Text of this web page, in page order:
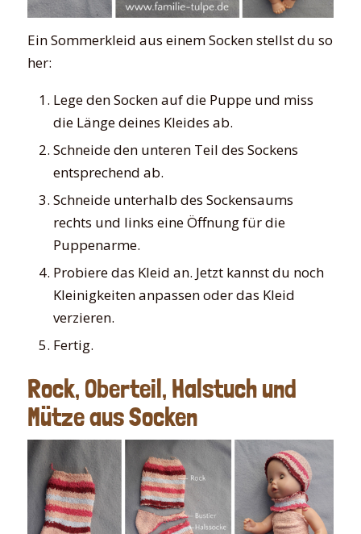
Ein Sommerkleid aus einem Socken stellst du so
her:
Lege den Socken auf die Puppe und miss
die Länge deines Kleides ab.
Schneide den unteren Teil des Sockens
entsprechend ab.
Schneide unterhalb des Sockensaums
rechts und links eine Öffnung für die
Puppenarme.
Probiere das Kleid an. Jetzt kannst du noch
Kleinigkeiten anpassen oder das Kleid
verzieren.
Fertig.
Rock, Oberteil, Halstuch und
Mütze aus Socken